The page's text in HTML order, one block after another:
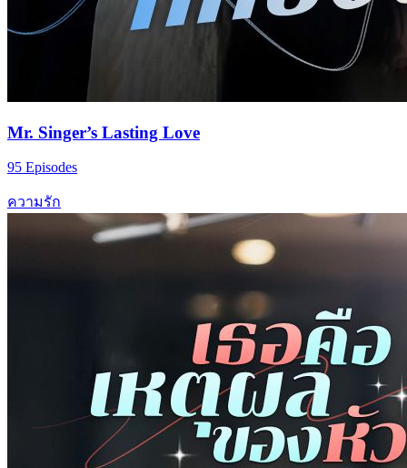
Mr. Singer’s Lasting Love
95 Episodes
ความรัก